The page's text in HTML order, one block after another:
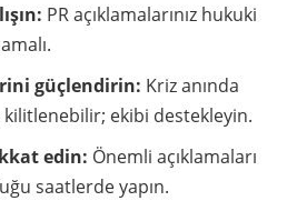
PR açıklamalarınız hukuki
güçlendirin: Kriz anında
ekibi destekleyin.
edin: Önemli açıklamaları
saatlerde yapın.